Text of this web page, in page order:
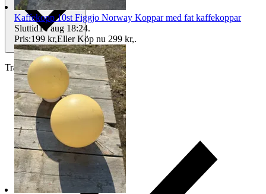
Traderas köparskydd
Kaffekopp 10st Figgjo Norway Koppar med fat kaffekoppar
Sluttid14 aug 18:24.
Pris:199 kr,Eller Köp nu 299 kr,.